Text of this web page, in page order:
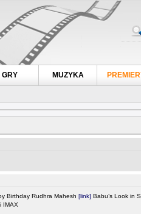
GRY MUZYKA